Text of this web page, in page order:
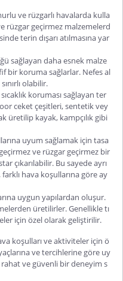
ve rüzgarlı havalarda kulla
rüzgar geçirmez malzemelerd
terin dışarı atılmasına yar
sağlayan daha esnek malze
bir koruma sağlarlar. Nefes al
olabilir.
koruması sağlayan ter
ceket çeşitleri, sentetik vey
üretilip kayak, kampçılık gibi
uyum sağlamak için tasa
ve rüzgar geçirmez bir
çıkarılabilir. Bu sayede ayrı
hava koşullarına göre ay
uygun yapılardan oluşur.
üretilirler. Genellikle tı
için özel olarak geliştirilir.
koşulları ve aktiviteler için ö
ve tercihlerine göre uy
ve güvenli bir deneyim s